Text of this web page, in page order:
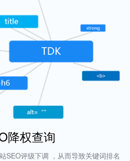
降权查询
SEO评级下调 ，从而导致关键词排名